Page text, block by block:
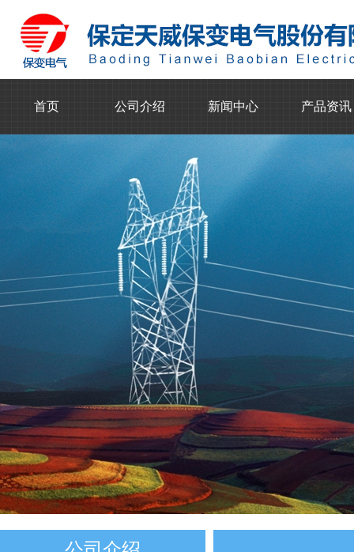
首页 公司介绍 新闻中心 产品资讯